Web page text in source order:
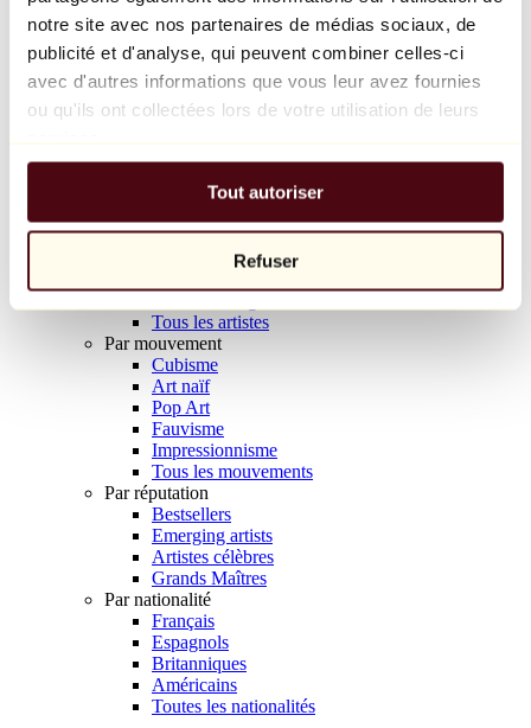
notre site avec nos partenaires de médias sociaux, de
publicité et d'analyse, qui peuvent combiner celles-ci
avec d'autres informations que vous leur avez fournies
ou qu'ils ont collectées lors de votre utilisation de leurs
Tout autoriser
Refuser
Balloon Dog (Orange)
Jeff Koons
10 000 €
Parcourir
Tous les sculpteurs
Tous les photographes
Tous les artistes
Par mouvement
Cubisme
Art naïf
Pop Art
Fauvisme
Impressionnisme
Tous les mouvements
Par réputation
Bestsellers
Emerging artists
Artistes célèbres
Grands Maîtres
Par nationalité
Français
Espagnols
Britanniques
Américains
Toutes les nationalités